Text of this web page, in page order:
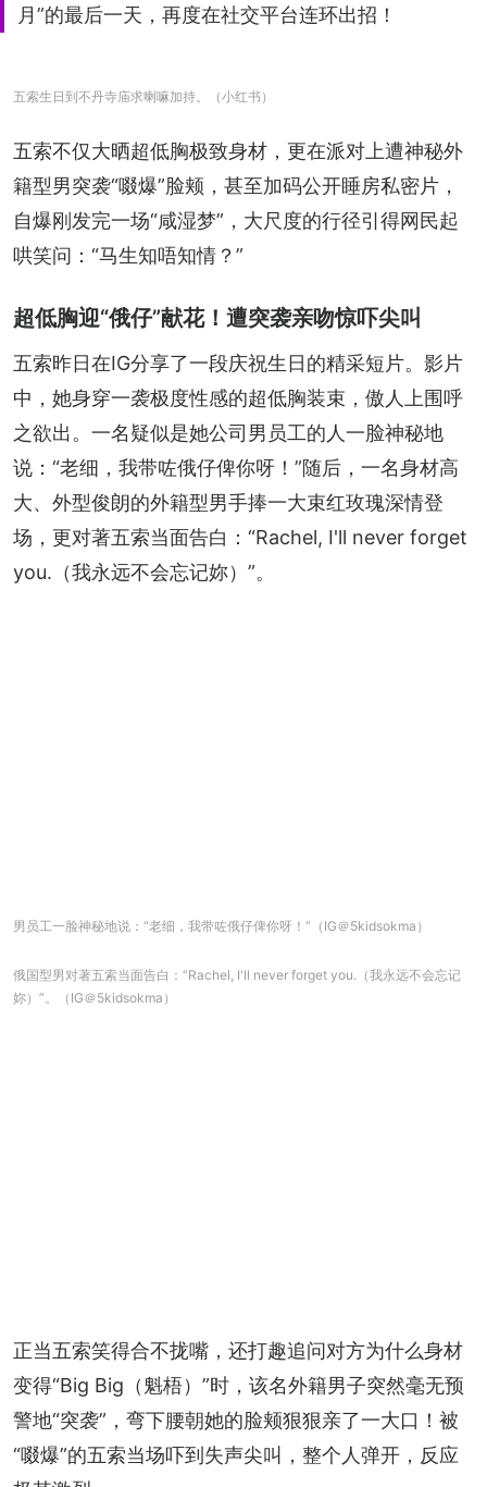
月”的最后一天，再度在社交平台连环出招！
五索生日到不丹寺庙求喇嘛加持。（小红书）
五索不仅大晒超低胸极致身材，更在派对上遭神秘外
籍型男突袭“啜爆”脸颊，甚至加码公开睡房私密片，
自爆刚发完一场“咸湿梦”，大尺度的行径引得网民起
哄笑问：“马生知唔知情？”
超低胸迎“俄仔”献花！遭突袭亲吻惊吓尖叫
五索昨日在IG分享了一段庆祝生日的精采短片。影片
中，她身穿一袭极度性感的超低胸装束，傲人上围呼
之欲出。一名疑似是她公司男员工的人一脸神秘地
说：“老细，我带咗俄仔俾你呀！”随后，一名身材高
大、外型俊朗的外籍型男手捧一大束红玫瑰深情登
场，更对著五索当面告白：“Rachel, I'll never forget
you.（我永远不会忘记妳）”。
男员工一脸神秘地说：“老细，我带咗俄仔俾你呀！”（IG＠5kidsokma）
俄国型男对著五索当面告白：“Rachel, I'll never forget you.（我永远不会忘记
妳）”。（IG＠5kidsokma）
正当五索笑得合不拢嘴，还打趣追问对方为什么身材
变得“Big Big（魁梧）”时，该名外籍男子突然毫无预
警地“突袭”，弯下腰朝她的脸颊狠狠亲了一大口！被
“啜爆”的五索当场吓到失声尖叫，整个人弹开，反应